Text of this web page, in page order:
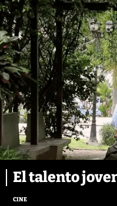
El talento
CINE